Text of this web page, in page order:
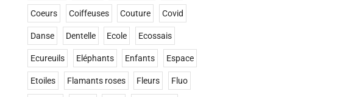
Coeurs Coiffeuses Couture Covid
Danse Dentelle Ecole Ecossais
Ecureuils Eléphants Enfants Espace
Etoiles Flamants roses Fleurs Fluo